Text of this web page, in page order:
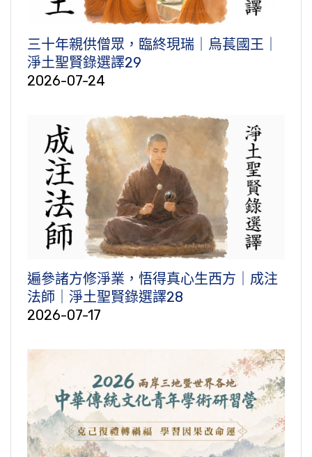
三十年親供僧眾，臨終現瑞｜烏萇國王｜
淨土聖賢錄選譯29
2026-07-24
遍參諸方修淨業，悟得真心生西方｜成注
法師｜淨土聖賢錄選譯28
2026-07-17